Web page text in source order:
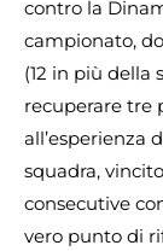
contro la
campionato,
(12 in più della
recuperare tre
all’esperienza
squadra,
consecutive
vero punto di